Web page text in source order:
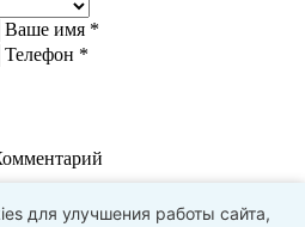
Ваше имя *
Телефон *
для улучшения работы сайта,